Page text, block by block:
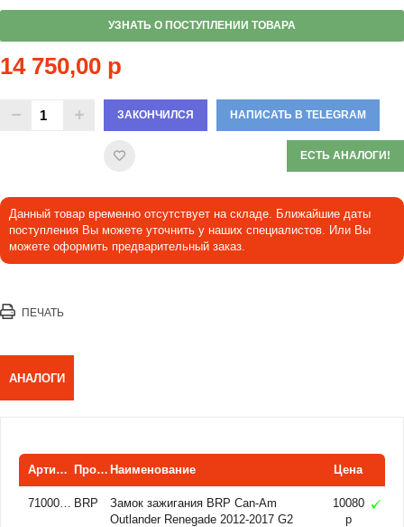
УЗНАТЬ О ПОСТУПЛЕНИИ ТОВАРА
14 750,00 р
ЗАКОНЧИЛСЯ НАПИСАТЬ В TELEGRAM
ЕСТЬ АНАЛОГИ!
Данный товар временно отсутствует на складе. Ближайшие даты
поступления Вы можете уточнить у наших специалистов. Или Вы
можете оформить предварительный заказ.
ПЕЧАТЬ
АНАЛОГИ
Артикул Производитель Наименование Цена
710008400 BRP
Замок зажигания BRP Can-Am
Outlander Renegade 2012-2017 G2
10080
р